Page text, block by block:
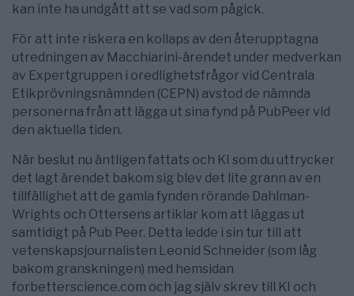
kan inte ha undgått att se vad som pågick.
För att inte riskera en kollaps av den återupptagna
utredningen av Macchiarini-ärendet under medverkan
av Expertgruppen i oredlighetsfrågor vid Centrala
Etikprövningsnämnden (CEPN) avstod de nämnda
personerna från att lägga ut sina fynd på PubPeer vid
den aktuella tiden.
När beslut nu äntligen fattats och KI som du uttrycker
det lagt ärendet bakom sig blev det lite grann av en
tillfällighet att de gamla fynden rörande Dahlman-
Wrights och Ottersens artiklar kom att läggas ut
samtidigt på Pub Peer. Detta ledde i sin tur till att
vetenskapsjournalisten Leonid Schneider (som låg
bakom granskningen) med hemsidan
forbetterscience.com och jag själv skrev till KI och